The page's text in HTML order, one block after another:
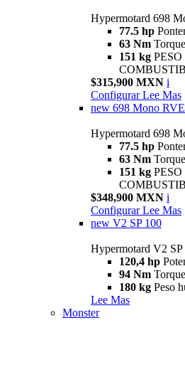
Hypermotard 698
77.5 hp
63 Nm Torque
151 kg
$315,900 MXN i
Configurar Lee Mas
new 698 Mono RVE
Hypermotard 698
77.5 hp
63 Nm Torque
151 kg
$348,900 MXN i
Configurar Lee Mas
new V2 SP 100
Hypermotard V2 SP
120,4 hp
94 Nm Torque
180 kg Peso
Lee Mas
Monster